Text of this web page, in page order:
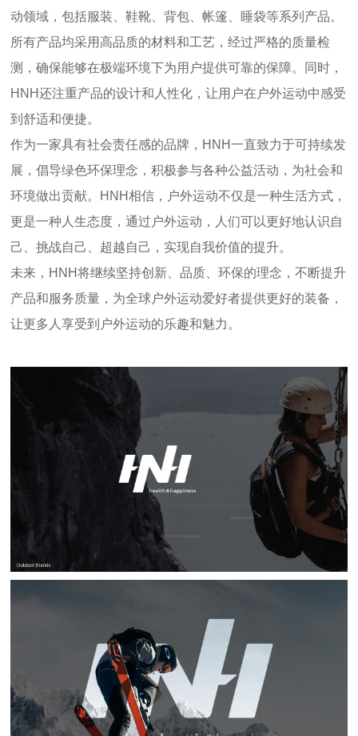
动领域，包括服装、鞋靴、背包、帐篷、睡袋等系列产品。
所有产品均采用高品质的材料和工艺，经过严格的质量检
测，确保能够在极端环境下为用户提供可靠的保障。同时，
HNH还注重产品的设计和人性化，让用户在户外运动中感受
到舒适和便捷。
作为一家具有社会责任感的品牌，HNH一直致力于可持续发
展，倡导绿色环保理念，积极参与各种公益活动，为社会和
环境做出贡献。HNH相信，户外运动不仅是一种生活方式，
更是一种人生态度，通过户外运动，人们可以更好地认识自
己、挑战自己、超越自己，实现自我价值的提升。
未来，HNH将继续坚持创新、品质、环保的理念，不断提升
产品和服务质量，为全球户外运动爱好者提供更好的装备，
让更多人享受到户外运动的乐趣和魅力。